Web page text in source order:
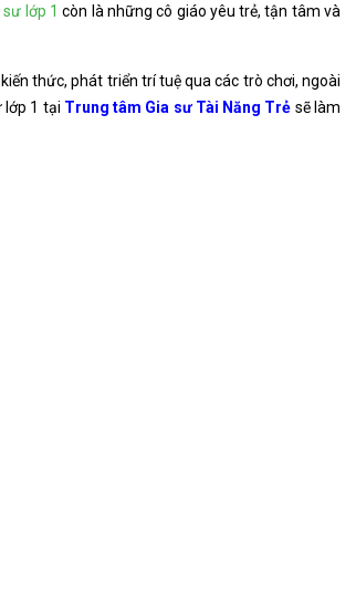
sư lớp 1 còn là những cô giáo yêu trẻ, tận tâm và
thức, phát triển trí tuệ qua các trò chơi, ngoài
lớp 1 tại Trung tâm Gia sư Tài Năng Trẻ sẽ làm